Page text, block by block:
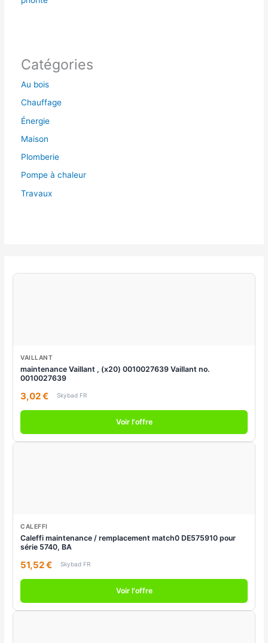
Catégories
Au bois
Chauffage
Énergie
Maison
Plomberie
Pompe à chaleur
Travaux
VAILLANT
maintenance Vaillant , (x20) 0010027639 Vaillant no.
0010027639
3,02 € Skybad FR
Voir l'offre
CALEFFI
Caleffi maintenance / remplacement match0 DE575910 pour
série 5740, BA
51,52 € Skybad FR
Voir l'offre